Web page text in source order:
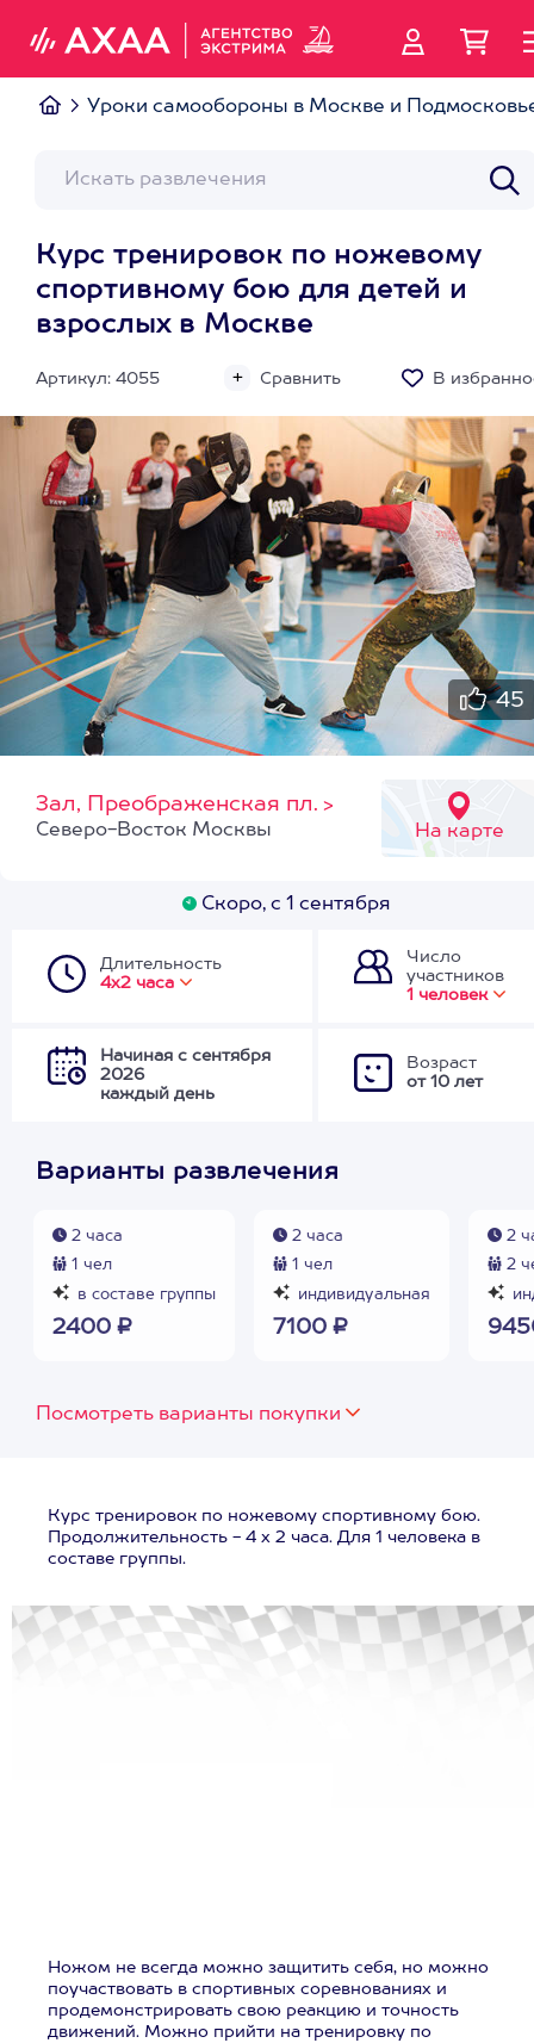
Уроки самообороны в Москве и
Курс тренировок по ножевому
спортивному бою для детей и
взрослых в Москве
Артикул: 4055 Сравнить В
45
Зал, Преображенская пл. >
На карте
Северо-Восток Москвы
Скоро, с 1 сентября
Длительность
4х2 часа
Число
участников
1 человек
Начиная с сентября
2026
каждый день
Возраст
от 10 лет
Варианты развлечения
2 часа
1 чел
в составе группы
2400 ₽
2 часа
1 чел
индивидуальная
7100 ₽
2
2
Посмотреть варианты покупки
Курс тренировок по ножевому спортивному бою.
Продолжительность - 4 х 2 часа. Для 1 человека в
составе группы.
Ножом не всегда можно защитить себя, но можно
поучаствовать в спортивных соревнованиях и
продемонстрировать свою реакцию и точность
движений. Можно прийти на тренировку по